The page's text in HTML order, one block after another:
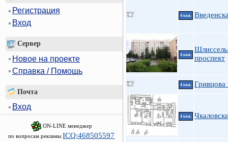
Регистрация
Вход
Сервер
Новое на проекте
Справка / Помощь
Почта
Вход
ON-LINE менеджер
по вопросам рекламы ICQ:468505597
4 ккв.
4 ккв.
проспект
4 ккв. Гривцова
4 ккв.